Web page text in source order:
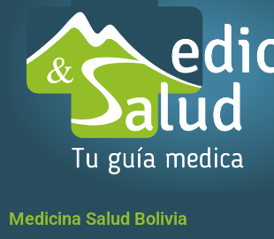
Medicina Salud Bolivia